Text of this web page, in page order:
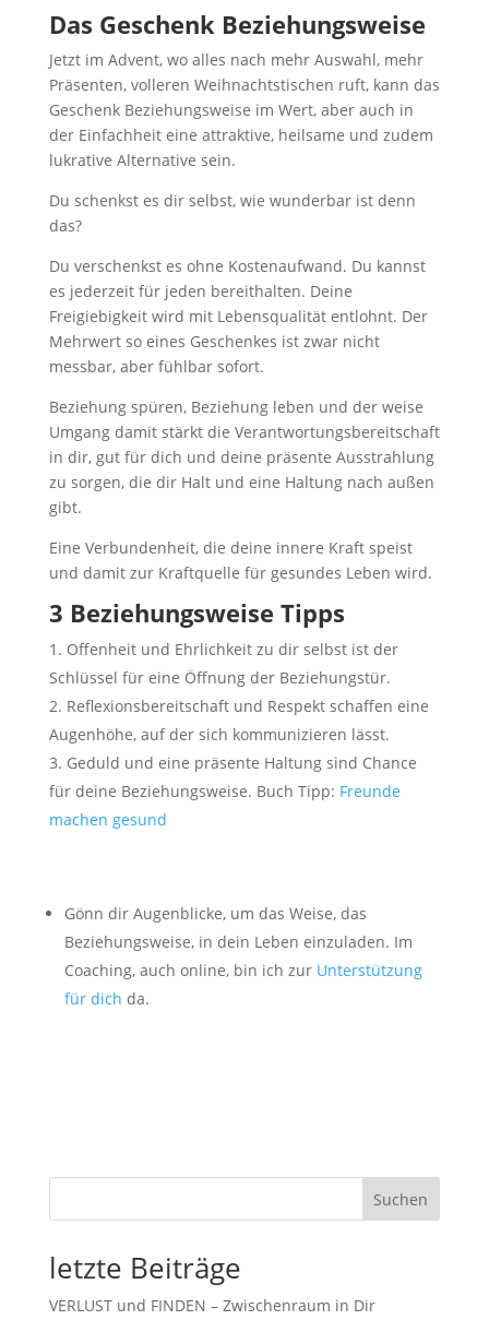
Das Geschenk Beziehungsweise
Jetzt im Advent, wo alles nach mehr Auswahl, mehr
Präsenten, volleren Weihnachtstischen ruft, kann das
Geschenk Beziehungsweise im Wert, aber auch in
der Einfachheit eine attraktive, heilsame und zudem
lukrative Alternative sein.
Du schenkst es dir selbst, wie wunderbar ist denn
das?
Du verschenkst es ohne Kostenaufwand. Du kannst
es jederzeit für jeden bereithalten. Deine
Freigiebigkeit wird mit Lebensqualität entlohnt. Der
Mehrwert so eines Geschenkes ist zwar nicht
messbar, aber fühlbar sofort.
Beziehung spüren, Beziehung leben und der weise
Umgang damit stärkt die Verantwortungsbereitschaft
in dir, gut für dich und deine präsente Ausstrahlung
zu sorgen, die dir Halt und eine Haltung nach außen
gibt.
Eine Verbundenheit, die deine innere Kraft speist
und damit zur Kraftquelle für gesundes Leben wird.
3 Beziehungsweise Tipps
Offenheit und Ehrlichkeit zu dir selbst ist der
Schlüssel für eine Öffnung der Beziehungstür.
Reflexionsbereitschaft und Respekt schaffen eine
Augenhöhe, auf der sich kommunizieren lässt.
Geduld und eine präsente Haltung sind Chance
für deine Beziehungsweise. Buch Tipp: Freunde
machen gesund
Gönn dir Augenblicke, um das Weise, das
Beziehungsweise, in dein Leben einzuladen. Im
Coaching, auch online, bin ich zur Unterstützung
für dich da.
Suchen
letzte Beiträge
VERLUST und FINDEN – Zwischenraum in Dir